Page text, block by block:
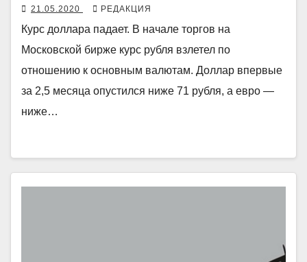
21.05.2020 РЕДАКЦИЯ
Курс доллара падает. В начале торгов на
Московской бирже курс рубля взлетел по
отношению к основным валютам. Доллар впервые
за 2,5 месяца опустился ниже 71 рубля, а евро —
ниже…